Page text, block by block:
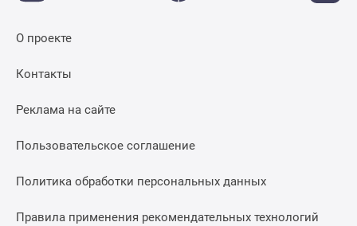
О проекте
Контакты
Реклама на сайте
Пользовательское соглашение
Политика обработки персональных данных
Правила применения рекомендательных технологий